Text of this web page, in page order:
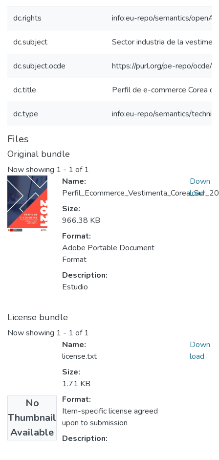
dc.rights info:eu-repo/semantics/
dc.subject Sector industria de la
dc.subject.ocde https://purl.org/pe-repo/ocde/
dc.title Perfil de e-commerce Corea
dc.type info:eu-repo/semantics/
Files
Original bundle
Now showing 1 - 1 of 1
Name:
Size:
966.38 KB
Format:
Adobe Portable Document
Format
Description:
Estudio
Down
load
License bundle
Now showing 1 - 1 of 1
No
Thumbnail
Available
Name:
license.txt
Size:
1.71 KB
Format:
Item-specific license agreed
upon to submission
Description:
Down
load